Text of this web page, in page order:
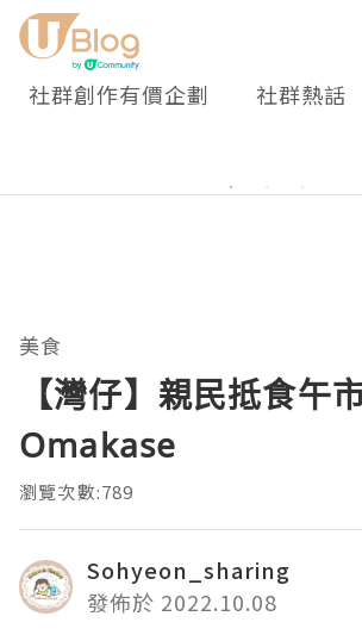
社群創作有價企劃 社群熱話
美食
【灣仔】親民抵食午
Omakase
瀏覽次數:789
Sohyeon_sharing
發佈於 2022.10.08